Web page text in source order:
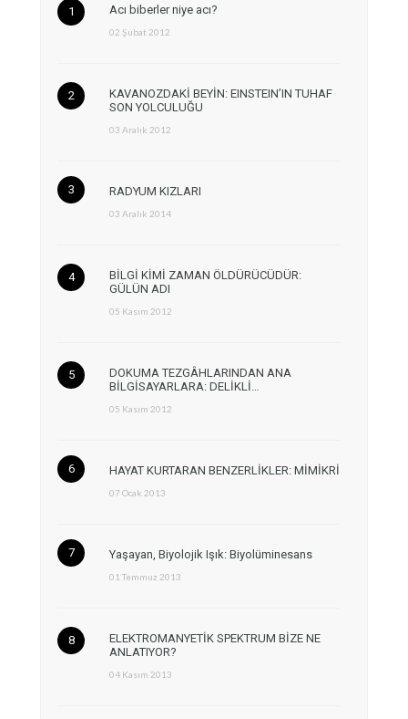
Acı biberler niye acı?
02 Şubat 2012
KAVANOZDAKİ BEYİN: EINSTEIN’IN TUHAF
SON YOLCULUĞU
03 Aralık 2012
RADYUM KIZLARI
03 Aralık 2014
BİLGİ KİMİ ZAMAN ÖLDÜRÜCÜDÜR:
GÜLÜN ADI
05 Kasım 2012
DOKUMA TEZGÂHLARINDAN ANA
BİLGİSAYARLARA: DELİKLİ…
05 Kasım 2012
HAYAT KURTARAN BENZERLİKLER: MİMİKRİ
07 Ocak 2013
Yaşayan, Biyolojik Işık: Biyolüminesans
01 Temmuz 2013
ELEKTROMANYETİK SPEKTRUM BİZE NE
ANLATIYOR?
04 Kasım 2013